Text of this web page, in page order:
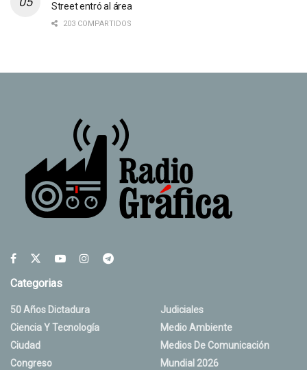
Street entró al área
203 COMPARTIDOS
Categorias
50 Años Dictadura
Ciencia Y Tecnología
Ciudad
Congreso
Judiciales
Medio Ambiente
Medios De Comunicación
Mundial 2026